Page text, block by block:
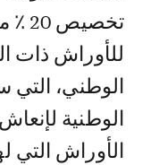
للأوراش ذات
الوطني، التي
الوطنية
الأوراش التي